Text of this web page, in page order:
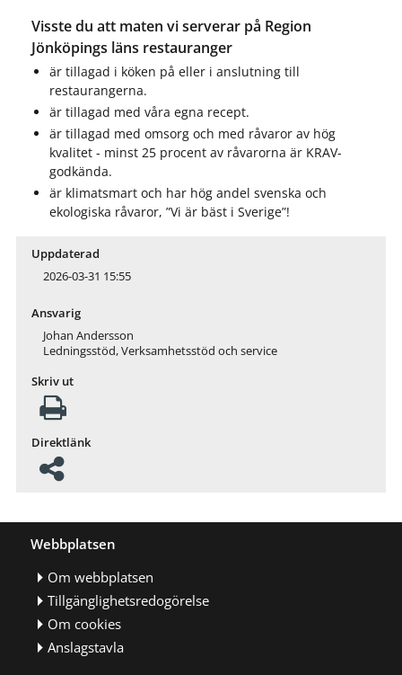
Visste du att maten vi serverar på Region
Jönköpings läns restauranger
är tillagad i köken på eller i anslutning till
restaurangerna.
är tillagad med våra egna recept.
är tillagad med omsorg och med råvaror av hög
kvalitet - minst 25 procent av råvarorna är KRAV-
godkända.
är klimatsmart och har hög andel svenska och
ekologiska råvaror, ”Vi är bäst i Sverige”!
Uppdaterad
2026-03-31 15:55
Ansvarig
Johan Andersson
Ledningsstöd, Verksamhetsstöd och service
Skriv ut
Direktlänk
Webbplatsen
Om webbplatsen
Tillgänglighetsredogörelse
Om cookies
Anslagstavla